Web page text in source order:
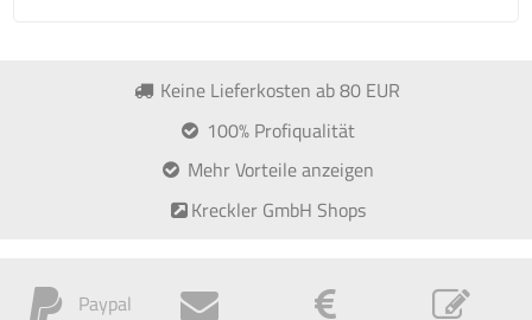
Keine Lieferkosten ab 80 EUR
100% Profiqualität
Mehr Vorteile anzeigen
Kreckler GmbH Shops
Paypal